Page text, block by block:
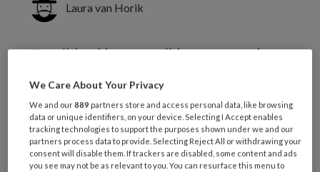
Laura van Horik
Ze wilde al langere tijd meer met de
van hun klachten afhelpen. Voeten
vond ze altijd al interessant. Daarom
besloot Nicole Christiaans (57) elf jaar
terug de opleiding tot medisch
We Care About Your Privacy
We and our889 partners store and access personal data, like browsing
data or unique identifiers, on your device. Selecting I Accept enables
tracking technologies to support the purposes shown under we and our
partners process data to provide. Selecting Reject All or withdrawing your
consent will disable them. If trackers are disabled, some content and ads
you see may not be as relevant to you. You can resurface this menu to